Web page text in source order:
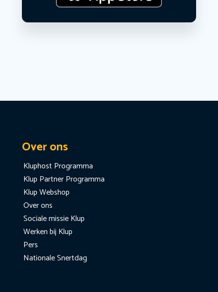
Over ons
Kluphost Programma
Klup Partner Programma
Klup Webshop
Over ons
Sociale missie Klup
Werken bij Klup
Pers
Nationale Snertdag